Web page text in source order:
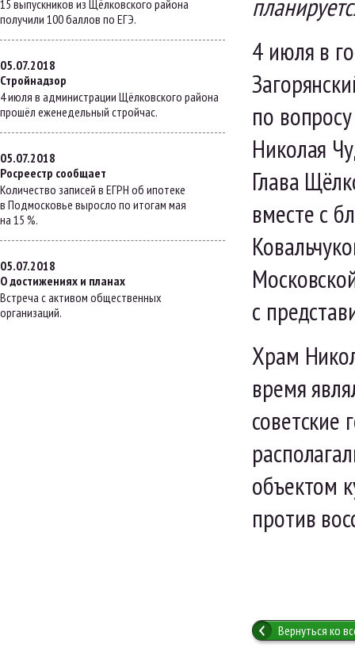
15 выпускников из Щёлковского района
получили 100 баллов по ЕГЭ.
05.07.2018
Стройнадзор
4 июля в администрации Щёлковского района
прошёл еженедельный стройчас.
05.07.2018
Росреестр сообщает
Количество записей в ЕГРН об ипотеке
в Подмосковье выросло по итогам мая
на 15 %.
05.07.2018
О достижениях и планах
Встреча с активом общественных
организаций.
4 июля в
по
Николая
Глава
вместе с
с
Храм
время
объектом
против
Вернуться ко